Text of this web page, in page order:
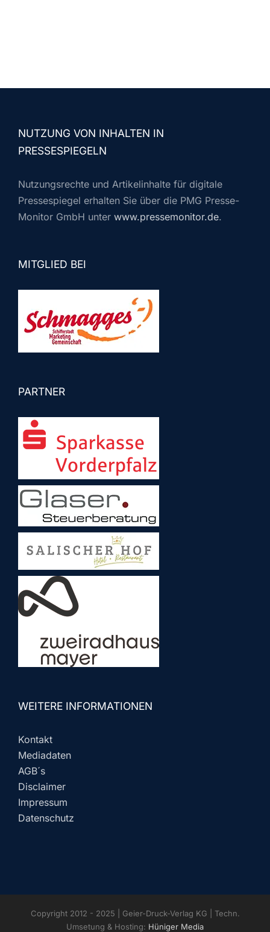
NUTZUNG VON INHALTEN IN
PRESSESPIEGELN
Nutzungsrechte und Artikelinhalte für digitale
Pressespiegel erhalten Sie über die PMG Presse-
Monitor GmbH unter www.pressemonitor.de.
MITGLIED BEI
PARTNER
WEITERE INFORMATIONEN
Kontakt
Mediadaten
AGB´s
Disclaimer
Impressum
Datenschutz
Copyright 2012 - 2025 | Geier-Druck-Verlag KG | Techn.
Umsetung & Hosting: Hüniger Media